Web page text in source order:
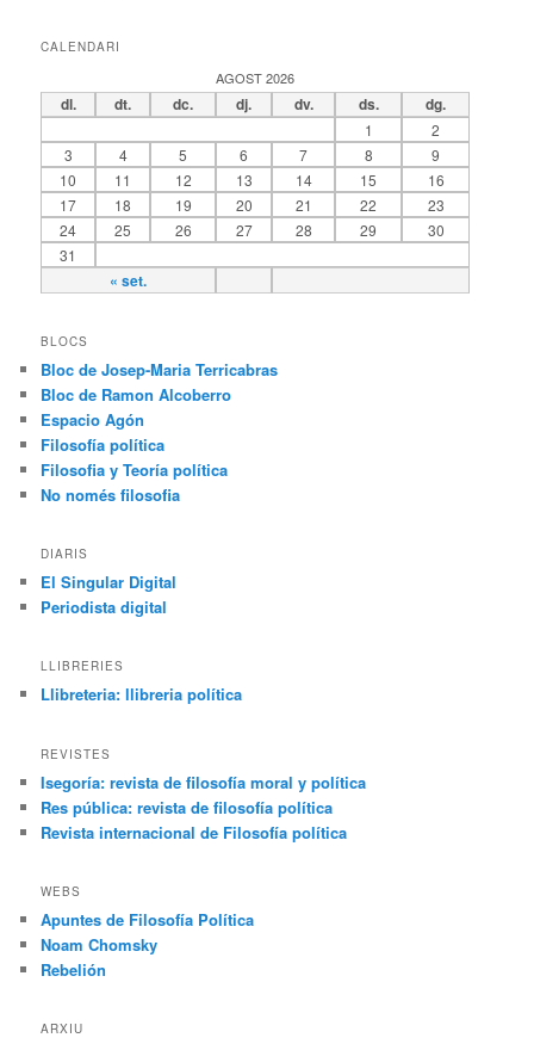
CALENDARI
AGOST 2026
dl. dt. dc. dj. dv. ds. dg.
« set.
1
2
3
4 5 6 7 8
9
10
11 12 13 14 15
16
17
18 19 20 21 22
23
24
25 26 27 28 29
30
31
BLOCS
Bloc de Josep-Maria Terricabras
Bloc de Ramon Alcoberro
Espacio Agón
Filosofía política
Filosofia y Teoría política
No només filosofia
DIARIS
El Singular Digital
Periodista digital
LLIBRERIES
Llibreteria: llibreria política
REVISTES
Isegoría: revista de filosofía moral y política
Res pública: revista de filosofía política
Revista internacional de Filosofía política
WEBS
Apuntes de Filosofía Política
Noam Chomsky
Rebelión
ARXIU